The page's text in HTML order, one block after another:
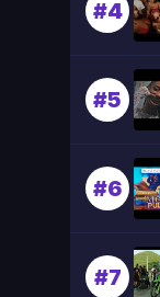
#4
#5
#6
#7